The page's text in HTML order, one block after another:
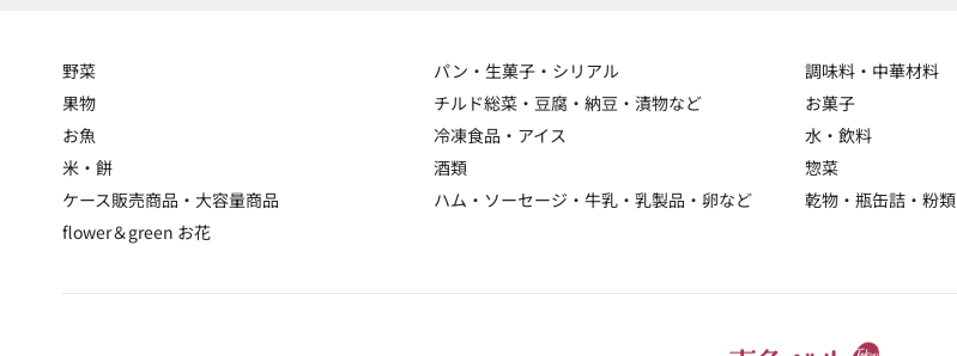
野菜 パン・生菓子・シリアル 調味料・中華材料
果物
チルド総菜・豆腐・納豆・漬物など お菓子
お魚
冷凍食品・アイス 水・飲料
米・餅
酒類 惣菜
ケース販売商品・大容量商品
ハム・ソーセージ・牛乳・乳製品・卵など 乾物・瓶缶詰・粉類
flower＆green お花